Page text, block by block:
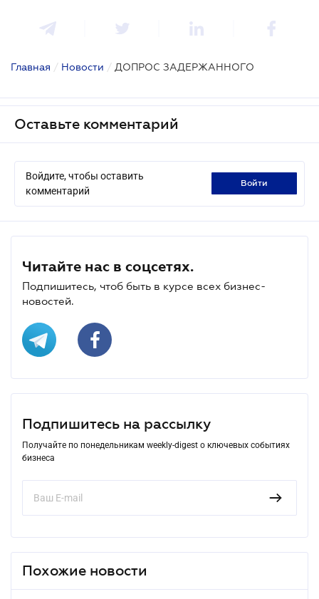
Главная / Новости / ДОПРОС ЗАДЕРЖАННОГО
Оставьте комментарий
Войдите, чтобы оставить
комментарий
войти
Читайте нас в соцсетях.
Подпишитесь, чтоб быть в курсе всех бизнес-
новостей.
Подпишитесь на рассылку
Получайте по понедельникам weekly-digest о ключевых событиях
бизнеса
Похожие новости